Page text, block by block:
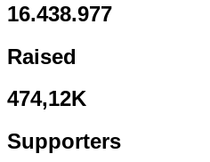
16.438.977
Raised
474,12K
Supporters